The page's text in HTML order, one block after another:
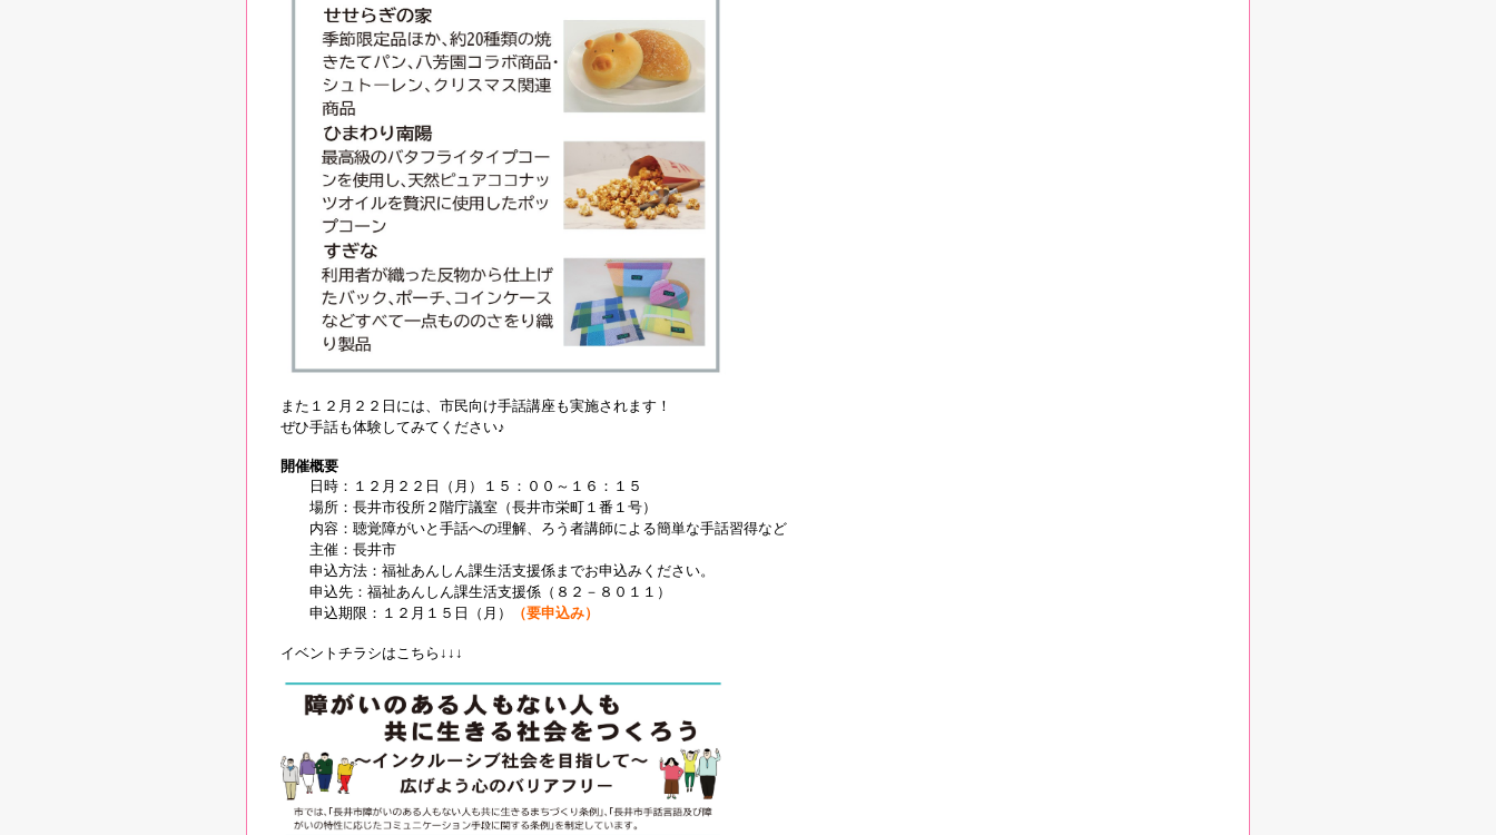
また１２月２２日には、市民向け手話講座も実施されます！
ぜひ手話も体験してみてください♪
開催概要
日時：１２月２２日（月）１５：００～１６：１５
場所：長井市役所２階庁議室（長井市栄町１番１号）
内容：聴覚障がいと手話への理解、ろう者講師による簡単な手話習得など
主催：長井市
申込方法：福祉あんしん課生活支援係までお申込みください。
申込先：福祉あんしん課生活支援係（８２－８０１１）
申込期限：１２月１５日（月）
（要申込み）
イベントチラシはこちら↓↓↓